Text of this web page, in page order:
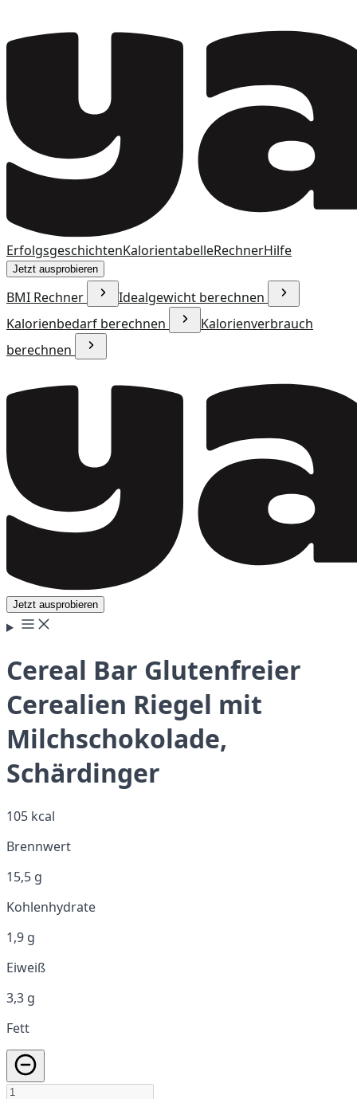
ErfolgsgeschichtenKalorientabelleRechnerHilfe
Jetzt ausprobieren
BMI Rechner
Idealgewicht berechnen
Kalorienbedarf berechnen
Kalorienverbrauch
berechnen
Jetzt ausprobieren
Cereal Bar Glutenfreier
Cerealien Riegel mit
Milchschokolade,
Schärdinger
105 kcal
Brennwert
15,5 g
Kohlenhydrate
1,9 g
Eiweiß
3,3 g
Fett